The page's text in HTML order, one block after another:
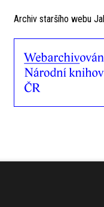
Archiv staršího webu